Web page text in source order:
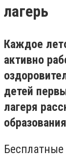
лагерь
Каждое
активно
детей
лагеря